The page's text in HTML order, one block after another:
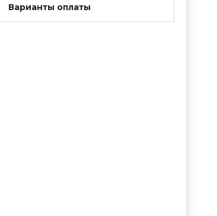
Варианты оплаты